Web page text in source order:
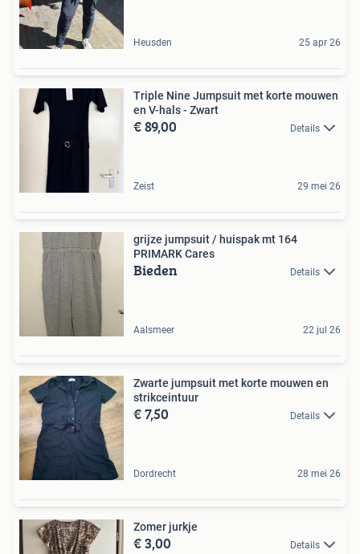
Heusden 25 apr 26
Triple Nine Jumpsuit met korte mouwen
en V-hals - Zwart
€ 89,00 Details
Zeist 29 mei 26
grijze jumpsuit / huispak mt 164
PRIMARK Cares
Bieden Details
Aalsmeer 22 jul 26
Zwarte jumpsuit met korte mouwen en
strikceintuur
€ 7,50 Details
Dordrecht 28 mei 26
Zomer jurkje
€ 3,00 Details